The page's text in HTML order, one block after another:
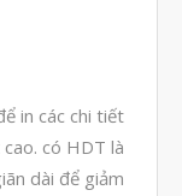
2022
2022
in các chi tiết
có HDT là
dài để giảm